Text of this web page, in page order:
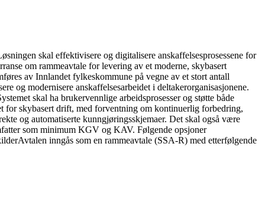
skal effektivisere og digitalisere anskaffelsesprosessene for
om rammeavtale for levering av et moderne, skybasert
av Innlandet fylkeskommune på vegne av et stort antall
og modernisere anskaffelsesarbeidet i deltakerorganisasjonene.
skal ha brukervennlige arbeidsprosesser og støtte både
for skybasert drift, med forventning om kontinuerlig forbedring,
og automatiserte kunngjøringsskjemaer. Det skal også være
som minimum KGV og KAV. Følgende opsjoner
inngås som en rammeavtale (SSA-R) med etterfølgende